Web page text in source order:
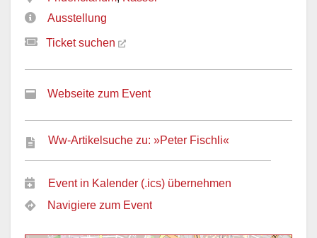
Ausstellung
Ticket suchen
Webseite zum Event
Ww-Artikelsuche zu: »Peter Fischli«
Event in Kalender (.ics) übernehmen
Navigiere zum Event